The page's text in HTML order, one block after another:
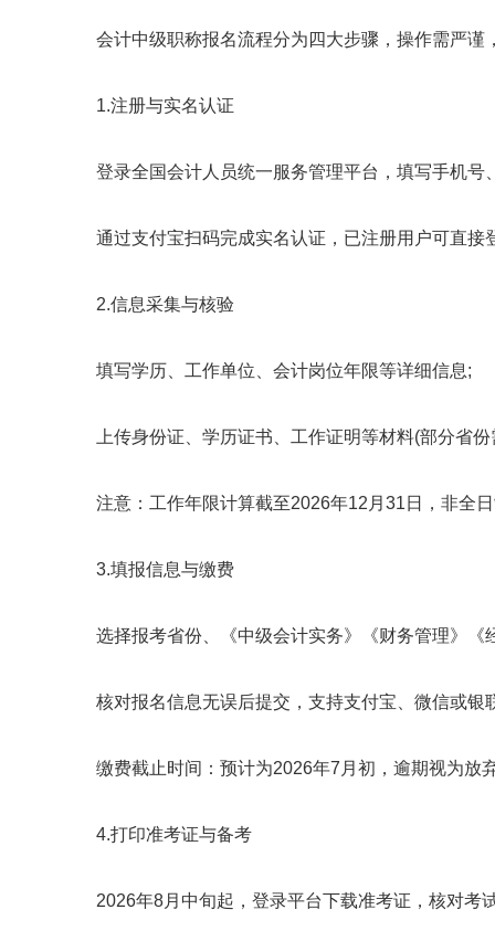
会计中级职称报名流程分为四大步骤，操作需严谨
1.注册与实名认证
登录全国会计人员统一服务管理平台，填写手机号
通过支付宝扫码完成实名认证，已注册用户可直接
2.信息采集与核验
填写学历、工作单位、会计岗位年限等详细信息;
上传身份证、学历证书、工作证明等材料(部分省份
注意：工作年限计算截至2026年12月31日，非全日
3.填报信息与缴费
选择报考省份、《中级会计实务》《财务管理》《
核对报名信息无误后提交，支持支付宝、微信或银
缴费截止时间：预计为2026年7月初，逾期视为放
4.打印准考证与备考
2026年8月中旬起，登录平台下载准考证，核对考